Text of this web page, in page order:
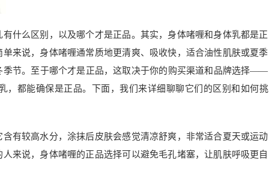
什么区别，以及哪个才是正品。其实，身体啫喱和身体乳都是正
来说，身体啫喱通常质地更清爽、吸收快，适合油性肌肤或夏季
节。至于哪个才是正品，这取决于你的购买渠道和品牌选择——
，都能确保是正品。下面，我们来详细聊聊它们的区别和如何挑
有较高水分，涂抹后皮肤会感觉清凉舒爽，非常适合夏天或运动
来说，身体啫喱的正品选择可以避免毛孔堵塞，让肌肤呼吸更自